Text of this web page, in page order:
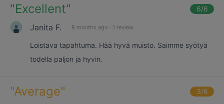
"Excellent" 6/6
Janita F. 8 months ago · 1 review
Loistava tapahtuma. Hää hyvä muisto. Saimme syötyä
todella paljon ja hyvin.
"Average" 3/6